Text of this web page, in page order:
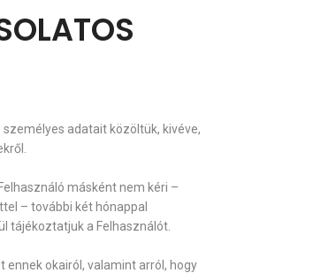
adatait közöltük, kivéve,
másként nem kéri –
– további két hónappal
tájékoztatjuk a Felhasználót.
okairól, valamint arról, hogy